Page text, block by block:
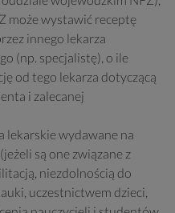
może wystawić receptę
innego lekarza
(np. specjalistę), o ile
od tego lekarza dotyczącą
i zalecanej
lekarskie wydawane na
są one związane z
niezdolnością do
uczestnictwem dzieci,